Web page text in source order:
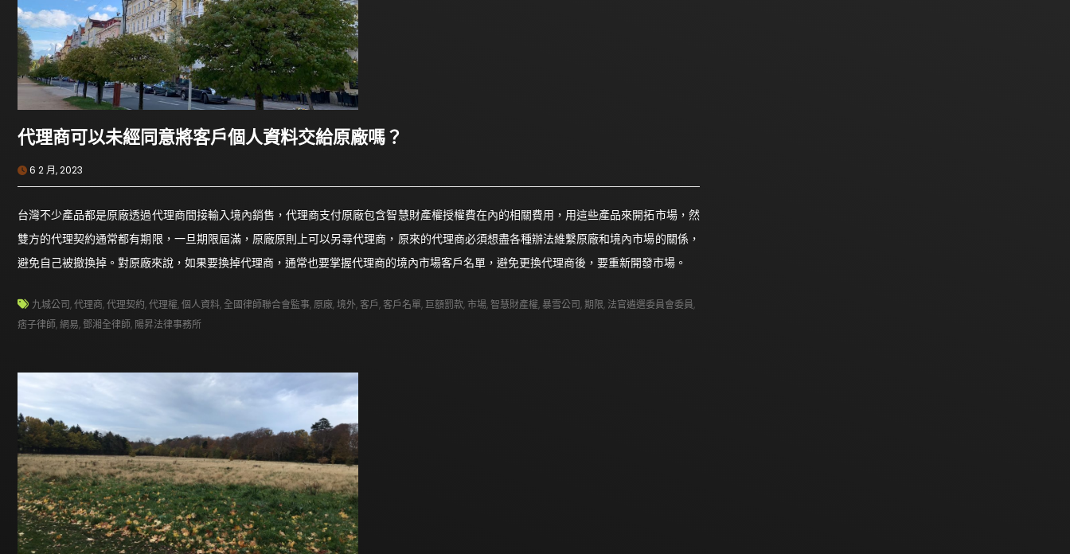
代理商可以未經同意將客戶個人資料交給原廠嗎？
6 2 月, 2023
台灣不少產品都是原廠透過代理商間接輸入境內銷售，代理商支付原廠包含智慧財產權授權費在內的相關費用，用這些產品來開拓市場，然
雙方的代理契約通常都有期限，一旦期限屆滿，原廠原則上可以另尋代理商，原來的代理商必須想盡各種辦法維繫原廠和境內市場的關係，
避免自己被撤換掉。對原廠來說，如果要換掉代理商，通常也要掌握代理商的境內市場客戶名單，避免更換代理商後，要重新開發市場。
九城公司,代理商,代理契約,代理權,個人資料,全國律師聯合會監事,原廠,境外, 客戶, 客戶名單, 巨額罰款,市場,智慧財產權, 暴雪公司,期限, 法官遴選委員會委員,
痞子律師,網易, 鄧湘全律師, 陽昇法律事務所